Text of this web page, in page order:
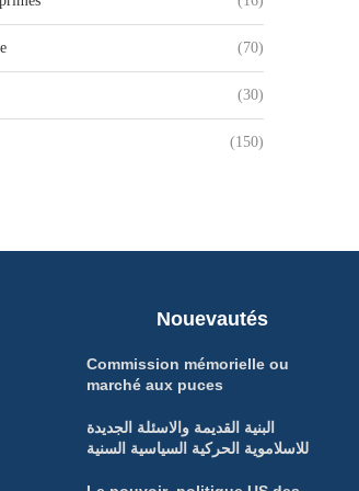
(70)
(30)
(150)
Nouevautés
Commission mémorielle ou
marché aux puces
البنية القديمة والاسئلة الجديدة
للاسلاموية الحركية السياسية السنية